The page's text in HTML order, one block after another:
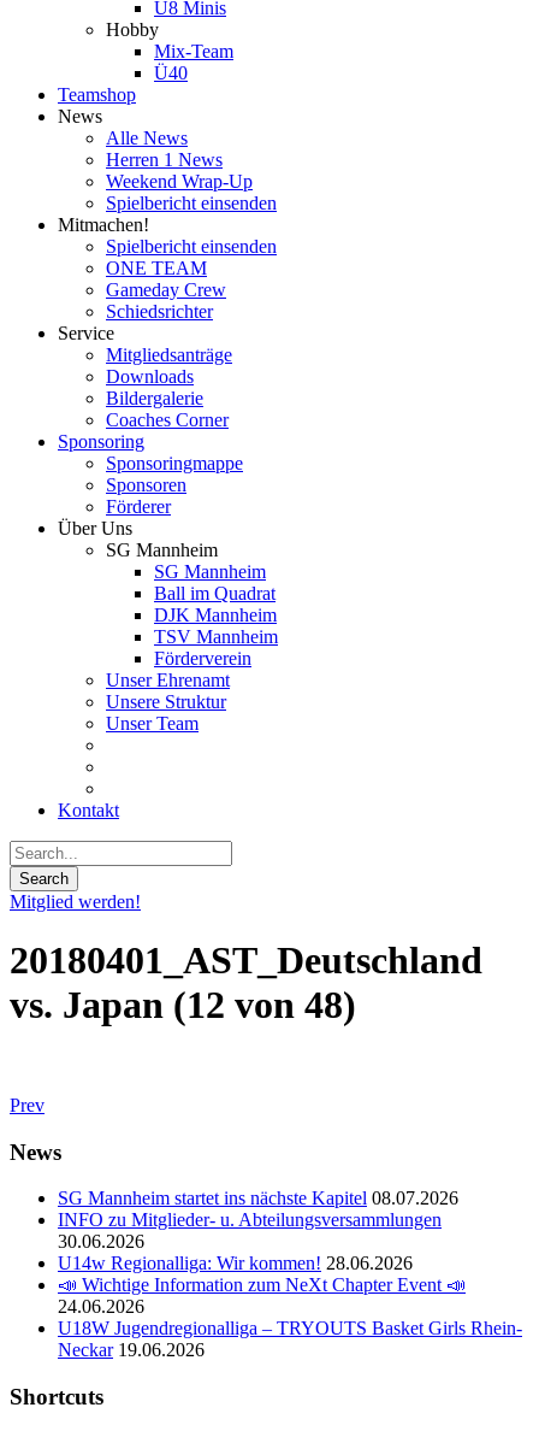
U8 Minis
Hobby
Mix-Team
Ü40
Teamshop
News
Alle News
Herren 1 News
Weekend Wrap-Up
Spielbericht einsenden
Mitmachen!
Spielbericht einsenden
ONE TEAM
Gameday Crew
Schiedsrichter
Service
Mitgliedsanträge
Downloads
Bildergalerie
Coaches Corner
Sponsoring
Sponsoringmappe
Sponsoren
Förderer
Über Uns
SG Mannheim
SG Mannheim
Ball im Quadrat
DJK Mannheim
TSV Mannheim
Förderverein
Unser Ehrenamt
Unsere Struktur
Unser Team
Kontakt
Mitglied werden!
20180401_AST_Deutschland
vs. Japan (12 von 48)
Prev
News
SG Mannheim startet ins nächste Kapitel 08.07.2026
INFO zu Mitglieder- u. Abteilungsversammlungen
30.06.2026
U14w Regionalliga: Wir kommen! 28.06.2026
📣 Wichtige Information zum NeXt Chapter Event 📣
24.06.2026
U18W Jugendregionalliga – TRYOUTS Basket Girls Rhein-
Neckar 19.06.2026
Shortcuts